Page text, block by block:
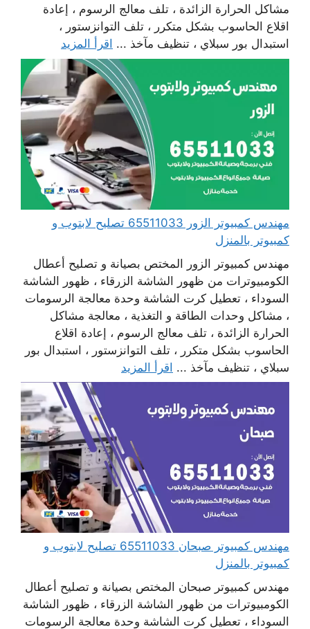
مشاكل الحرارة الزائدة ، تلف معالج الرسوم ، إعادة
اقلاع الحاسوب بشكل متكرر ، تلف التوانزستور ،
استبدال بور سبلاي ، تنظيف مآخذ ... اقرأ المزيد
مهندس كمبيوتر الزور 65511033 تصليح لابتوب و
كمبيوتر بالمنزل
مهندس كمبيوتر الزور المختص بصيانة و تصليح أعطال
الكومبيوترات من ظهور الشاشة الزرقاء ، ظهور الشاشة
السوداء ، تعطيل كرت الشاشة وحدة معالجة الرسومات
، مشاكل وحدات الطاقة و التغذية ، معالجة مشاكل
الحرارة الزائدة ، تلف معالج الرسوم ، إعادة اقلاع
الحاسوب بشكل متكرر ، تلف التوانزستور ، استبدال بور
سبلاي ، تنظيف مآخذ ... اقرأ المزيد
مهندس كمبيوتر صبحان 65511033 تصليح لابتوب و
كمبيوتر بالمنزل
مهندس كمبيوتر صبحان المختص بصيانة و تصليح أعطال
الكومبيوترات من ظهور الشاشة الزرقاء ، ظهور الشاشة
السوداء ، تعطيل كرت الشاشة وحدة معالجة الرسومات